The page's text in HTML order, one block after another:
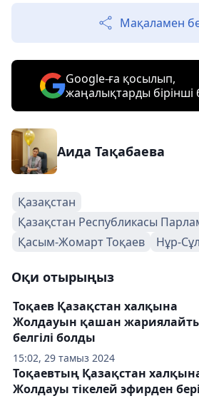
Мақаламен
Google-ға қосылып,
жаңалықтарды
Аида Тақабаева
Қазақстан
Қазақстан Республикасы
Қасым-Жомарт Тоқаев
Нұр-
Оқи отырыңыз
15:02, 29 тамыз 2024
Тоқаев Қазақстан халқына
Жолдауын қашан
белгілі болды
Тоқаевтың Қазақстан
Жолдауы тікелей эфирден